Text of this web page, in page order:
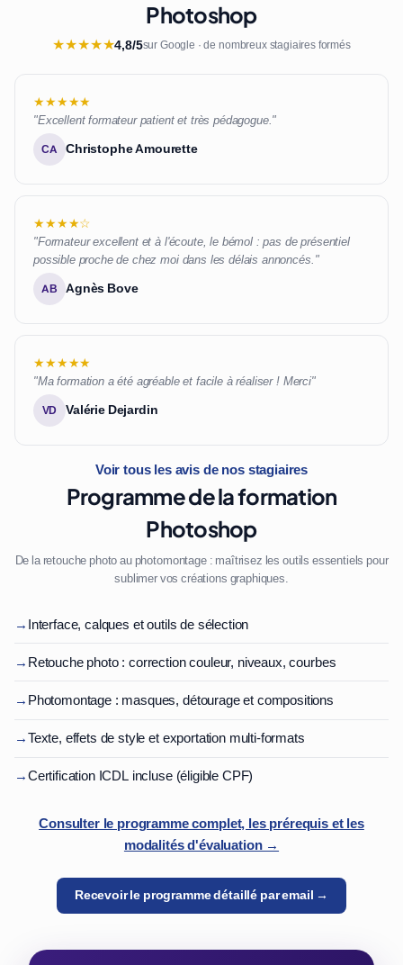
Photoshop
★★★★★4,8/5sur Google · de nombreux stagiaires formés
★★★★★
"Excellent formateur patient et très pédagogue."
CA Christophe Amourette
★★★★☆
"Formateur excellent et à l'écoute, le bémol : pas de présentiel
possible proche de chez moi dans les délais annoncés."
AB Agnès Bove
★★★★★
"Ma formation a été agréable et facile à réaliser ! Merci"
VD Valérie Dejardin
Voir tous les avis de nos stagiaires
Programme de la formation
Photoshop
De la retouche photo au photomontage : maîtrisez les outils essentiels pour
sublimer vos créations graphiques.
→ Interface, calques et outils de sélection
→ Retouche photo : correction couleur, niveaux, courbes
→ Photomontage : masques, détourage et compositions
→Texte, effets de style et exportation multi-formats
→Certification ICDL incluse (éligible CPF)
Consulter le programme complet, les prérequis et les
modalités d'évaluation →
Recevoir le programme détaillé par email →